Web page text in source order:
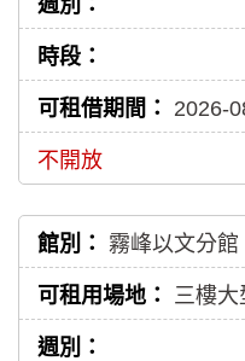
2026-
不開放
霧峰以文分館
三樓大